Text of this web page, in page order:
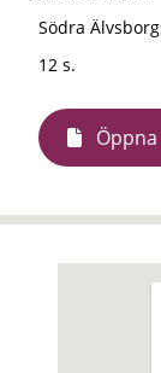
Södra
12 s.